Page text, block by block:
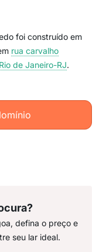
foi construído em
rua carvalho
Rio de Janeiro-RJ.
defina o preço e
seu lar ideal.